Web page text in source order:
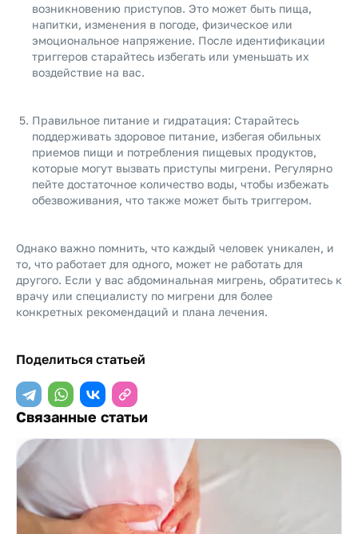
возникновению приступов. Это может быть пища,
напитки, изменения в погоде, физическое или
эмоциональное напряжение. После идентификации
триггеров старайтесь избегать или уменьшать их
воздействие на вас.
Правильное питание и гидратация: Старайтесь
поддерживать здоровое питание, избегая обильных
приемов пищи и потребления пищевых продуктов,
которые могут вызвать приступы мигрени. Регулярно
пейте достаточное количество воды, чтобы избежать
обезвоживания, что также может быть триггером.
Однако важно помнить, что каждый человек уникален, и
то, что работает для одного, может не работать для
другого. Если у вас абдоминальная мигрень, обратитесь к
врачу или специалисту по мигрени для более
конкретных рекомендаций и плана лечения.
Поделиться статьей
Связанные статьи